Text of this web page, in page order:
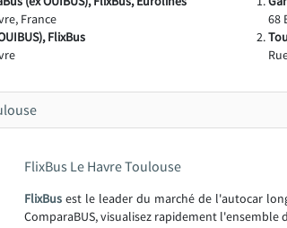
France
FlixBus
68
FlixBus Le Havre Toulouse
FlixBus est le leader du marché de l'autocar
ComparaBUS, visualisez rapidement l'ensemble